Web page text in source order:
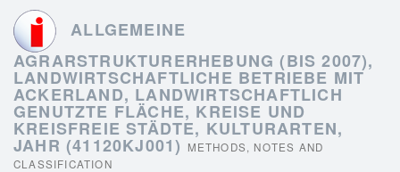
ALLGEMEINE
AGRARSTRUKTURERHEBUNG (BIS 2007),
LANDWIRTSCHAFTLICHE BETRIEBE MIT
ACKERLAND, LANDWIRTSCHAFTLICH
GENUTZTE FLÄCHE, KREISE UND
KREISFREIE STÄDTE, KULTURARTEN,
JAHR (41120KJ001)
METHODS, NOTES AND
CLASSIFICATION